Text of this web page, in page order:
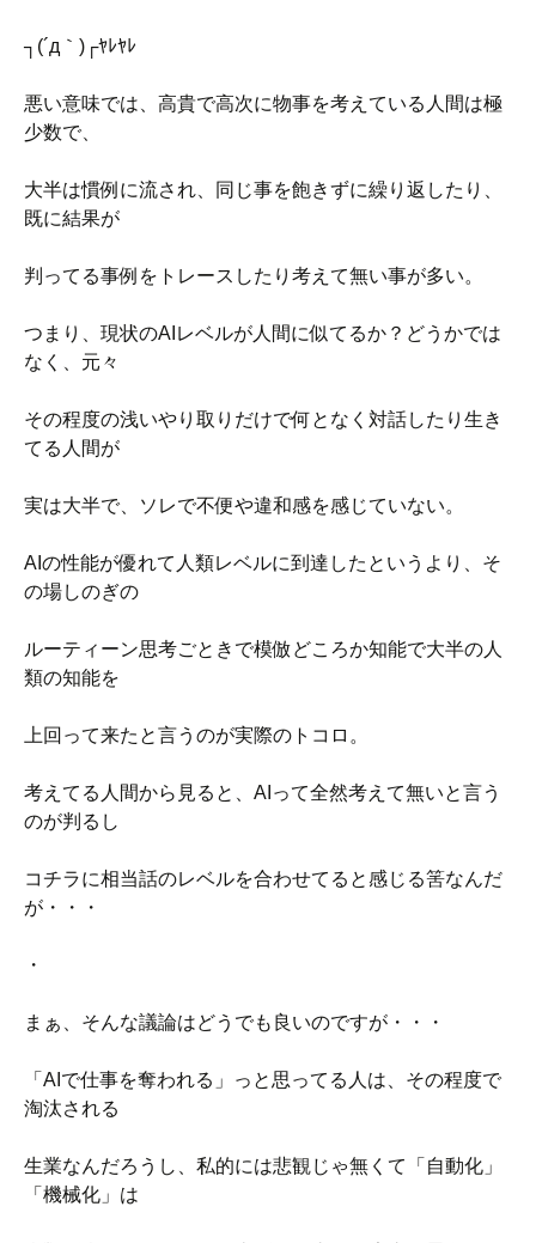
┐(´д｀)┌ﾔﾚﾔﾚ
悪い意味では、高貴で高次に物事を考えている人間は極
少数で、
大半は慣例に流され、同じ事を飽きずに繰り返したり、
既に結果が
判ってる事例をトレースしたり考えて無い事が多い。
つまり、現状のAIレベルが人間に似てるか？どうかでは
なく、元々
その程度の浅いやり取りだけで何となく対話したり生き
てる人間が
実は大半で、ソレで不便や違和感を感じていない。
AIの性能が優れて人類レベルに到達したというより、そ
の場しのぎの
ルーティーン思考ごときで模倣どころか知能で大半の人
類の知能を
上回って来たと言うのが実際のトコロ。
考えてる人間から見ると、AIって全然考えて無いと言う
のが判るし
コチラに相当話のレベルを合わせてると感じる筈なんだ
が・・・
・
まぁ、そんな議論はどうでも良いのですが・・・
「AIで仕事を奪われる」っと思ってる人は、その程度で
淘汰される
生業なんだろうし、私的には悲観じゃ無くて「自動化」
「機械化」は